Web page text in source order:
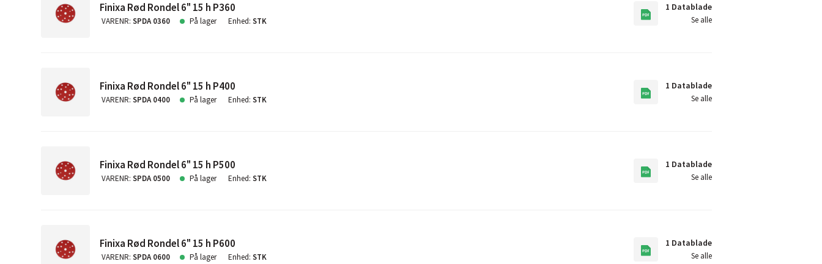
Finixa Rød Rondel 6" 15 h P360
VARENR:SPDA 0360 På lager Enhed:STK
1 Datablade
Se alle
Finixa Rød Rondel 6" 15 h P400
VARENR:SPDA 0400 På lager Enhed:STK
1 Datablade
Se alle
Finixa Rød Rondel 6" 15 h P500
VARENR:SPDA 0500 På lager Enhed:STK
1 Datablade
Se alle
Finixa Rød Rondel 6" 15 h P600
VARENR:SPDA 0600 På lager Enhed:STK
1 Datablade
Se alle